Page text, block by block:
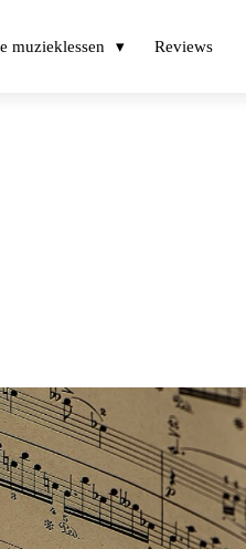
muzieklessen Reviews